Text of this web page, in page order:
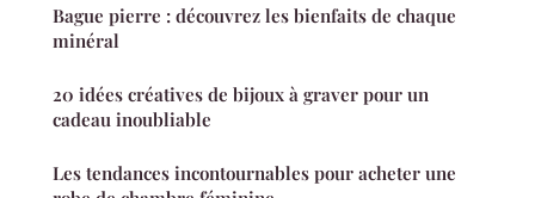
Bague pierre : découvrez les bienfaits de chaque
minéral
20 idées créatives de bijoux à graver pour un
cadeau inoubliable
Les tendances incontournables pour acheter une